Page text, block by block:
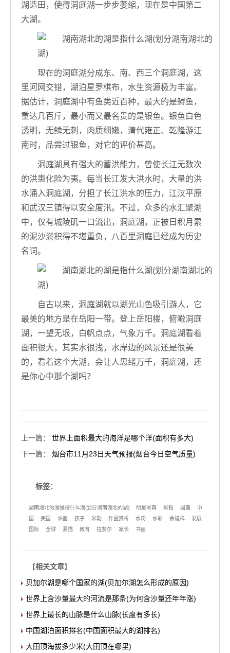
湖造田，使得洞庭湖一步步萎缩，现在是中国第二
大湖。
现在的洞庭湖分成东、南、西三个洞庭湖，这
里河网交错，湖泊星罗棋布，水生资源极为丰富。
据估计，洞庭湖中有鱼类近百种，最大的是鲟鱼，
重达几百斤，最小而又最名贵的是银鱼。银鱼白色
透明，无鳞无刺，肉质细嫩，清代雍正、乾隆游江
南时，品尝过银鱼，对它的评价甚高。
洞庭湖具有强大的蓄洪能力，曾使长江无数次
的洪患化险为夷。每当长江发大洪水时，大量的洪
水涌入洞庭湖，分担了长江洪水的压力，江汉平原
和武汉三镇得以安全度汛。不过，众多的水汇聚湖
中，仅有城陵矶一口流出，洞庭湖，正被日积月累
的泥沙淤积得不堪重负，八百里洞庭已经成为历史
名词。
自古以来，洞庭湖就以湖光山色吸引游人，它
最美的地方是在岳阳一带。登上岳阳楼，俯瞰洞庭
湖，一望无垠，白帆点点，气象万千。洞庭湖看着
面积很大，其实水很浅，水岸边的风景还是很美
的，看着这个大湖，会让人思绪万千，洞庭湖，还
是你心中那个湖吗？
上一篇： 世界上面积最大的海洋是哪个洋(面积有多大)
下一篇： 烟台市11月23日天气预报(烟台今日空气质量)
标签：
湖南湖北的湖是指什么湖(划分湖南湖北的湖) 明星写真 彩铅 国画
中
国
美国 油画 孩子 米勒 作品赏析 水粉 水彩 余建祥
发展
国际
全球 素描 教育 拉斐尔 家长 书画
【相关文章】
贝加尔湖是哪个国家的湖(贝加尔湖怎么形成的原因)
世界上含沙量最大的河流是那条(为何含沙量还年年涨)
世界上最长的山脉是什么山脉(长度有多长)
中国湖泊面积排名(中国面积最大的湖排名)
大田顶海拔多少米(大田顶在哪里)